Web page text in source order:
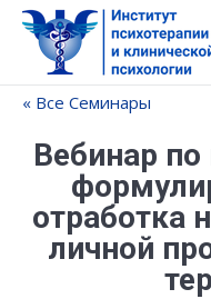
« Все Семинары
Вебинар
отработка
личной